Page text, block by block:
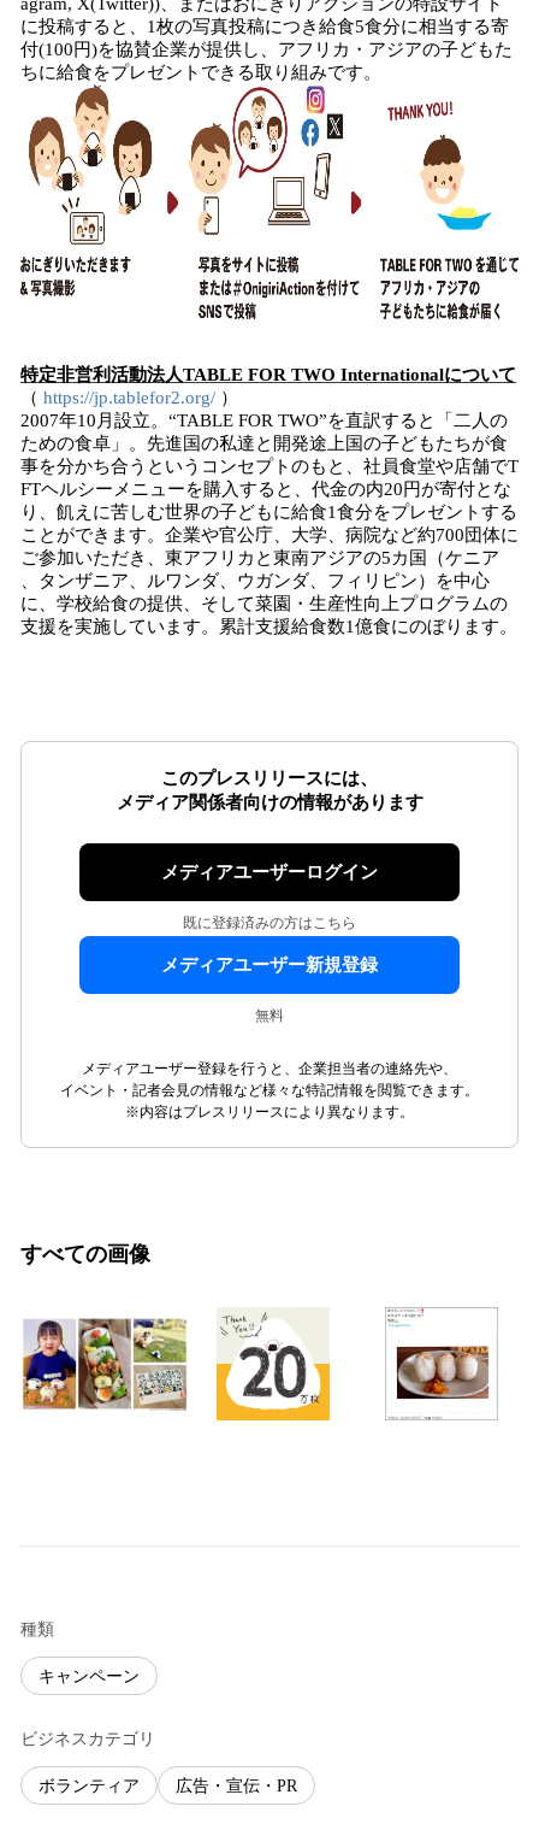
に投稿すると、1枚の写真投稿につき給食5食分に相当する寄
付(100円)を協賛企業が提供し、アフリカ・アジアの子どもた
ちに給食をプレゼントできる取り組みです。
特定非営利活動法人TABLE FOR TWO Internationalについて
（ https://jp.tablefor2.org/ ）
2007年10月設立。“TABLE FOR TWO”を直訳すると「二人の
ための食卓」。先進国の私達と開発途上国の子どもたちが食
事を分かち合うというコンセプトのもと、社員食堂や店舗でT
FTヘルシーメニューを購入すると、代金の内20円が寄付とな
り、飢えに苦しむ世界の子どもに給食1食分をプレゼントする
ことができます。企業や官公庁、大学、病院など約700団体に
ご参加いただき、東アフリカと東南アジアの5カ国（ケニア
、タンザニア、ルワンダ、ウガンダ、フィリピン）を中心
に、学校給食の提供、そして菜園・生産性向上プログラムの
支援を実施しています。累計支援給食数1億食にのぼります。​
このプレスリリースには、
メディア関係者向けの情報があります
メディアユーザーログイン
既に登録済みの方はこちら
メディアユーザー新規登録
無料
メディアユーザー登録を行うと、企業担当者の連絡先や、
イベント・記者会見の情報など様々な特記情報を閲覧できます。
※内容はプレスリリースにより異なります。
すべての画像
種類
キャンペーン
ビジネスカテゴリ
ボランティア 広告・宣伝・PR